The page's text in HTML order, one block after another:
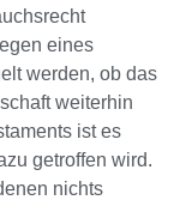
eines
werden, ob das
weiterhin
ist es
getroffen wird.
nichts